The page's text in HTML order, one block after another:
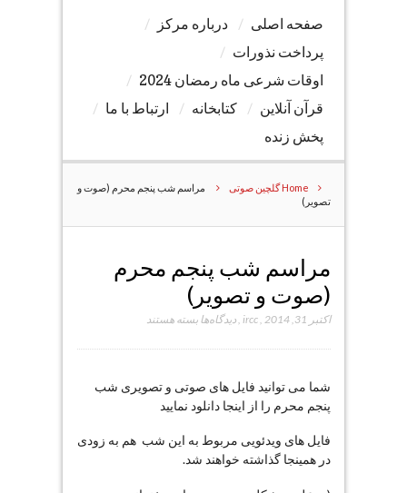
صفحه اصلی
درباره مرکز
پرداخت نذورات
اوقات شرعی ماه رمضان 2024
قرآن آنلاین
کتابخانه
ارتباط با ما
پخش زنده
Home گلچین صوتی
مراسم شب پنجم محرم (صوت و
تصویر)
مراسم شب پنجم محرم
(صوت و تصویر)
اکتبر 31, 2014 ,
ircc
,دیدگاه‌هابرای
محرم
(صوت
تصویر)
بسته هستند
شما می توانید فایل های صوتی و تصویری شب
پنجم محرم را از اینجا دانلود نمایید
فایل های ویدئویی مربوط به این شب هم به زودی
در همینجا گذاشته خواهند شد.